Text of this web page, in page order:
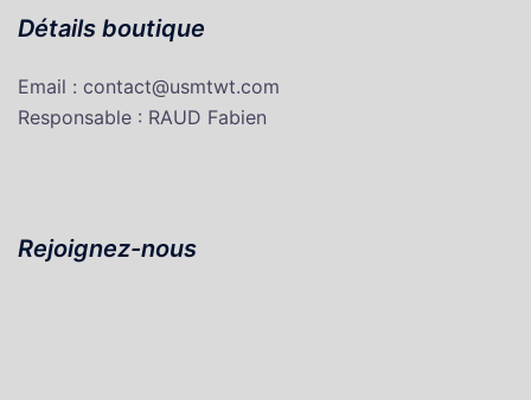
Détails boutique
Email : contact@usmtwt.com
Responsable : RAUD Fabien
Rejoignez-nous